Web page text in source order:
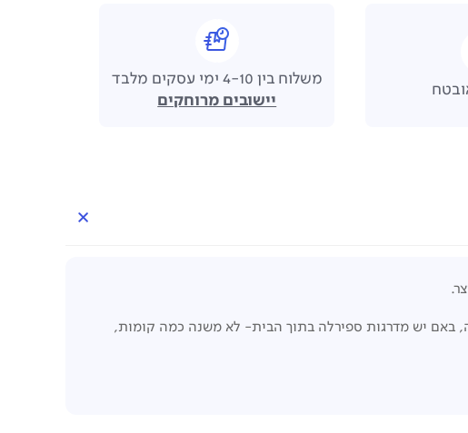
משלוח בין 4-10 ימי עסקים מלבד
יישובים מרוחקים
באם יש מדרגות ספירלה בתוך הבית- לא משנה כמה קומות,